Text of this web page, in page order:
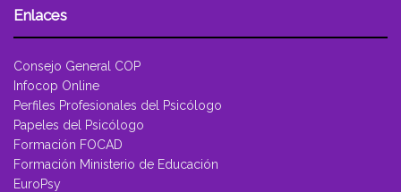
Enlaces
Consejo General COP
Infocop Online
Perfiles Profesionales del Psicólogo
Papeles del Psicólogo
Formación FOCAD
Formación Ministerio de Educación
EuroPsy